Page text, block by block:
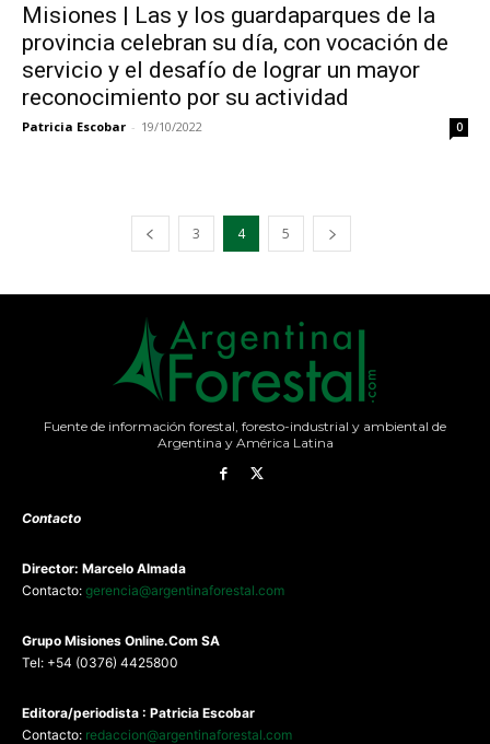
Misiones | Las y los guardaparques de la
provincia celebran su día, con vocación de
servicio y el desafío de lograr un mayor
reconocimiento por su actividad
Patricia Escobar - 19/10/2022 0
3 4 5
Fuente de información forestal, foresto-industrial y ambiental de
Argentina y América Latina
Contacto
Director: Marcelo Almada
Contacto: gerencia@argentinaforestal.com
Grupo Misiones Online.Com SA
Tel: +54 (0376) 4425800
Editora/periodista : Patricia Escobar
Contacto: redaccion@argentinaforestal.com